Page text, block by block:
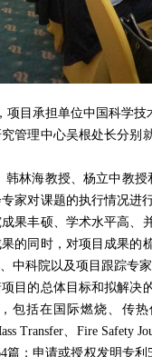
目承担单位中国科学
管理中心吴根处长分
林海教授、杨立中教
家对课题的执行情况
果丰硕、学术水平高
的同时，对项目成果
中科院以及项目跟踪专
目的总体目标和拟解决
括在国际燃烧、传热
Transfer、Fire
篇；申请或授权发明专